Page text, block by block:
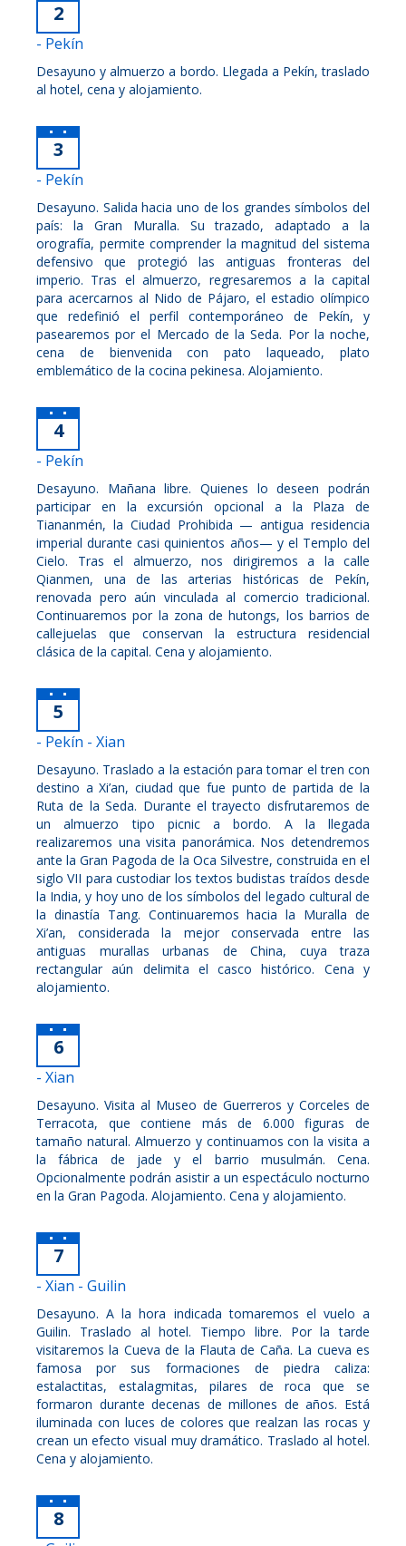
2
- Pekín
Desayuno y almuerzo a bordo. Llegada a Pekín, traslado
al hotel, cena y alojamiento.
3
- Pekín
Desayuno. Salida hacia uno de los grandes símbolos del
país: la Gran Muralla. Su trazado, adaptado a la
orografía, permite comprender la magnitud del sistema
defensivo que protegió las antiguas fronteras del
imperio. Tras el almuerzo, regresaremos a la capital
para acercarnos al Nido de Pájaro, el estadio olímpico
que redefinió el perfil contemporáneo de Pekín, y
pasearemos por el Mercado de la Seda. Por la noche,
cena de bienvenida con pato laqueado, plato
emblemático de la cocina pekinesa. Alojamiento.
4
- Pekín
Desayuno. Mañana libre. Quienes lo deseen podrán
participar en la excursión opcional a la Plaza de
Tiananmén, la Ciudad Prohibida — antigua residencia
imperial durante casi quinientos años— y el Templo del
Cielo. Tras el almuerzo, nos dirigiremos a la calle
Qianmen, una de las arterias históricas de Pekín,
renovada pero aún vinculada al comercio tradicional.
Continuaremos por la zona de hutongs, los barrios de
callejuelas que conservan la estructura residencial
clásica de la capital. Cena y alojamiento.
5
- Pekín - Xian
Desayuno. Traslado a la estación para tomar el tren con
destino a Xi’an, ciudad que fue punto de partida de la
Ruta de la Seda. Durante el trayecto disfrutaremos de
un almuerzo tipo picnic a bordo. A la llegada
realizaremos una visita panorámica. Nos detendremos
ante la Gran Pagoda de la Oca Silvestre, construida en el
siglo VII para custodiar los textos budistas traídos desde
la India, y hoy uno de los símbolos del legado cultural de
la dinastía Tang. Continuaremos hacia la Muralla de
Xi’an, considerada la mejor conservada entre las
antiguas murallas urbanas de China, cuya traza
rectangular aún delimita el casco histórico. Cena y
alojamiento.
6
- Xian
Desayuno. Visita al Museo de Guerreros y Corceles de
Terracota, que contiene más de 6.000 figuras de
tamaño natural. Almuerzo y continuamos con la visita a
la fábrica de jade y el barrio musulmán. Cena.
Opcionalmente podrán asistir a un espectáculo nocturno
en la Gran Pagoda. Alojamiento. Cena y alojamiento.
7
- Xian - Guilin
Desayuno. A la hora indicada tomaremos el vuelo a
Guilin. Traslado al hotel. Tiempo libre. Por la tarde
visitaremos la Cueva de la Flauta de Caña. La cueva es
famosa por sus formaciones de piedra caliza:
estalactitas, estalagmitas, pilares de roca que se
formaron durante decenas de millones de años. Está
iluminada con luces de colores que realzan las rocas y
crean un efecto visual muy dramático. Traslado al hotel.
Cena y alojamiento.
8